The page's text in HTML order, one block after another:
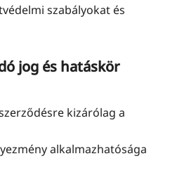
szabályokat és
jog és hatáskör
kizárólag a
alkalmazhatósága